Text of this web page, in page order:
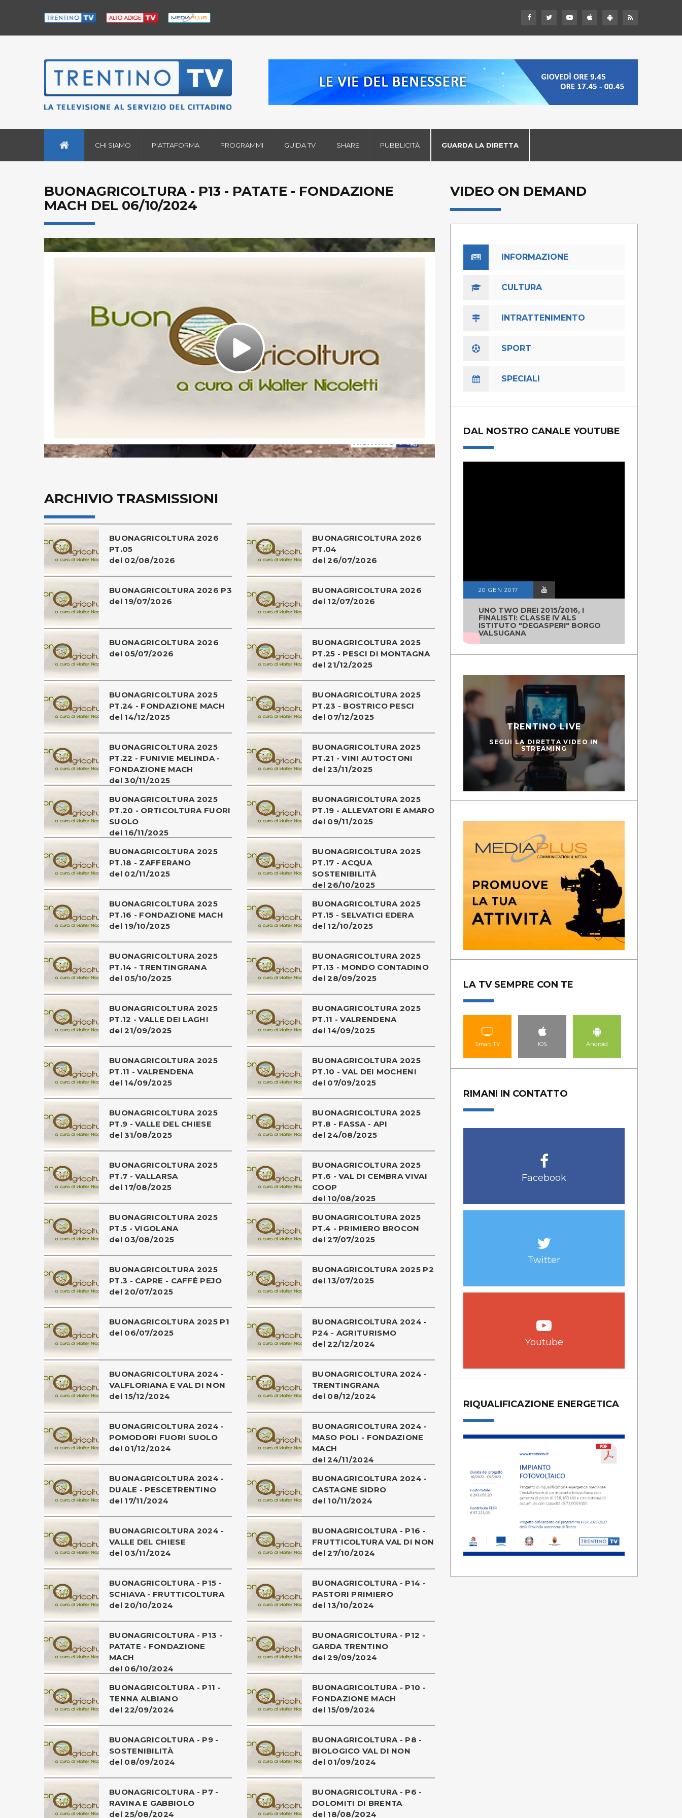
CHI SIAMO PIATTAFORMA PROGRAMMI GUIDA TV SHARE PUBBLICITÀ GUARDA LA DIRETTA
BUONAGRICOLTURA - P13 - PATATE - FONDAZIONE
MACH DEL 06/10/2024
Play
Video
ARCHIVIO TRASMISSIONI
BUONAGRICOLTURA 2026
PT.05
del 02/08/2026
BUONAGRICOLTURA 2026
PT.04
del 26/07/2026
BUONAGRICOLTURA 2026 P3
del 19/07/2026
BUONAGRICOLTURA 2026
del 12/07/2026
BUONAGRICOLTURA 2026
del 05/07/2026
BUONAGRICOLTURA 2025
PT.25 - PESCI DI MONTAGNA
del 21/12/2025
BUONAGRICOLTURA 2025
PT.24 - FONDAZIONE MACH
del 14/12/2025
BUONAGRICOLTURA 2025
PT.23 - BOSTRICO PESCI
del 07/12/2025
BUONAGRICOLTURA 2025
PT.22 - FUNIVIE MELINDA -
FONDAZIONE MACH
del 30/11/2025
BUONAGRICOLTURA 2025
PT.21 - VINI AUTOCTONI
del 23/11/2025
BUONAGRICOLTURA 2025
PT.20 - ORTICOLTURA FUORI
SUOLO
del 16/11/2025
BUONAGRICOLTURA 2025
PT.19 - ALLEVATORI E AMARO
del 09/11/2025
BUONAGRICOLTURA 2025
PT.18 - ZAFFERANO
del 02/11/2025
BUONAGRICOLTURA 2025
PT.17 - ACQUA
SOSTENIBILITÀ
del 26/10/2025
BUONAGRICOLTURA 2025
PT.16 - FONDAZIONE MACH
del 19/10/2025
BUONAGRICOLTURA 2025
PT.15 - SELVATICI EDERA
del 12/10/2025
BUONAGRICOLTURA 2025
PT.14 - TRENTINGRANA
del 05/10/2025
BUONAGRICOLTURA 2025
PT.13 - MONDO CONTADINO
del 28/09/2025
BUONAGRICOLTURA 2025
PT.12 - VALLE DEI LAGHI
del 21/09/2025
BUONAGRICOLTURA 2025
PT.11 - VALRENDENA
del 14/09/2025
BUONAGRICOLTURA 2025
PT.11 - VALRENDENA
del 14/09/2025
BUONAGRICOLTURA 2025
PT.10 - VAL DEI MOCHENI
del 07/09/2025
BUONAGRICOLTURA 2025
PT.9 - VALLE DEL CHIESE
del 31/08/2025
BUONAGRICOLTURA 2025
PT.8 - FASSA - API
del 24/08/2025
BUONAGRICOLTURA 2025
PT.7 - VALLARSA
del 17/08/2025
BUONAGRICOLTURA 2025
PT.6 - VAL DI CEMBRA VIVAI
COOP
del 10/08/2025
BUONAGRICOLTURA 2025
PT.5 - VIGOLANA
del 03/08/2025
BUONAGRICOLTURA 2025
PT.4 - PRIMIERO BROCON
del 27/07/2025
BUONAGRICOLTURA 2025
PT.3 - CAPRE - CAFFÈ PEJO
del 20/07/2025
BUONAGRICOLTURA 2025 P2
del 13/07/2025
BUONAGRICOLTURA 2025 P1
del 06/07/2025
BUONAGRICOLTURA 2024 -
P24 - AGRITURISMO
del 22/12/2024
BUONAGRICOLTURA 2024 -
VALFLORIANA E VAL DI NON
del 15/12/2024
BUONAGRICOLTURA 2024 -
TRENTINGRANA
del 08/12/2024
BUONAGRICOLTURA 2024 -
POMODORI FUORI SUOLO
del 01/12/2024
BUONAGRICOLTURA 2024 -
MASO POLI - FONDAZIONE
MACH
del 24/11/2024
BUONAGRICOLTURA 2024 -
DUALE - PESCETRENTINO
del 17/11/2024
BUONAGRICOLTURA 2024 -
CASTAGNE SIDRO
del 10/11/2024
BUONAGRICOLTURA 2024 -
VALLE DEL CHIESE
del 03/11/2024
BUONAGRICOLTURA - P16 -
FRUTTICOLTURA VAL DI NON
del 27/10/2024
BUONAGRICOLTURA - P15 -
SCHIAVA - FRUTTICOLTURA
del 20/10/2024
BUONAGRICOLTURA - P14 -
PASTORI PRIMIERO
del 13/10/2024
BUONAGRICOLTURA - P13 -
PATATE - FONDAZIONE
MACH
del 06/10/2024
BUONAGRICOLTURA - P12 -
GARDA TRENTINO
del 29/09/2024
BUONAGRICOLTURA - P11 -
TENNA ALBIANO
del 22/09/2024
BUONAGRICOLTURA - P10 -
FONDAZIONE MACH
del 15/09/2024
BUONAGRICOLTURA - P9 -
SOSTENIBILITÀ
del 08/09/2024
BUONAGRICOLTURA - P8 -
BIOLOGICO VAL DI NON
del 01/09/2024
BUONAGRICOLTURA - P7 -
RAVINA E GABBIOLO
del 25/08/2024
BUONAGRICOLTURA - P6 -
DOLOMITI DI BRENTA
del 18/08/2024
VIDEO ON DEMAND
INFORMAZIONE
CULTURA
INTRATTENIMENTO
SPORT
SPECIALI
DAL NOSTRO CANALE YOUTUBE
20 GEN 2017
UNO TWO DREI 2015/2016, I
FINALISTI: CLASSE IV ALS
ISTITUTO "DEGASPERI" BORGO
VALSUGANA
TRENTINO LIVE
SEGUI LA DIRETTA VIDEO IN
STREAMING
LA TV SEMPRE CON TE
Smart TV IOS Android
RIMANI IN CONTATTO
Facebook
Twitter
Youtube
RIQUALIFICAZIONE ENERGETICA